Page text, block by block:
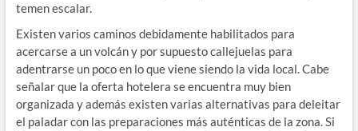
temen escalar.
Existen varios caminos debidamente habilitados para
acercarse a un volcán y por supuesto callejuelas para
adentrarse un poco en lo que viene siendo la vida local. Cabe
señalar que la oferta hotelera se encuentra muy bien
organizada y además existen varias alternativas para deleitar
el paladar con las preparaciones más auténticas de la zona. Si